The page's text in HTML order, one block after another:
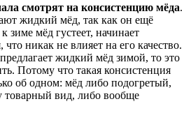
смотрят на консистенцию мёда.
жидкий мёд, так как он ещё
зиме мёд густеет, начинает
что никак не влияет на его качество.
жидкий мёд зимой, то это
Потому что такая консистенция
об одном: мёд либо подогретый,
товарный вид, либо вообще